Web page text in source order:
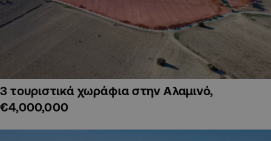
3 τουριστικά χωράφια στην Αλαμινό,
€4,000,000